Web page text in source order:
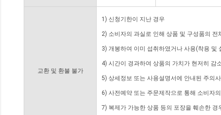
교환 및 환불 불가
1) 신청기한이 지난 경우
2) 소비자의 과실로 인해 상품 및 구성품의
3) 개봉하여 이미 섭취하였거나 사용(착용 및
4) 시간이 경과하여 상품의 가치가 현저히 감
5) 상세정보 또는 사용설명서에 안내된 주의
6) 사전예약 또는 주문제작으로 통해 소비자
7) 복제가 가능한 상품 등의 포장을 훼손한 경